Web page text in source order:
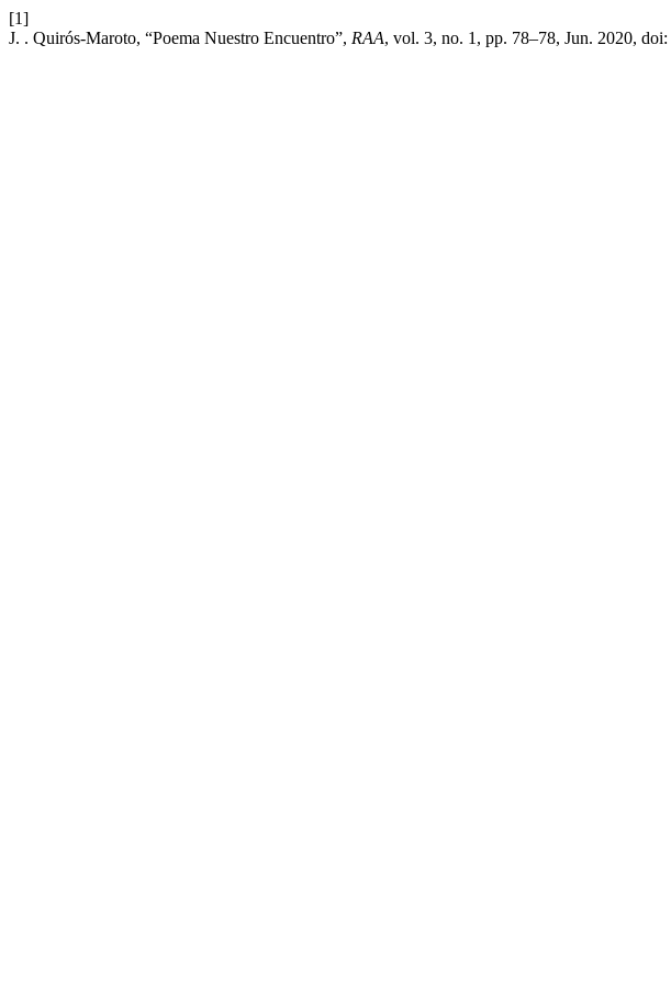
[1]
J. . Quirós-Maroto, “Poema Nuestro Encuentro”, RAA, vol. 3, no. 1, pp. 78–78, Jun. 2020, doi: